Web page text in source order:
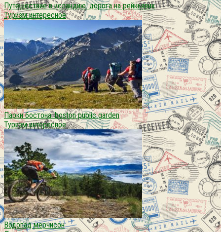
Путешествие в исландию. дорога на рейкьявик
Туризм интересное
Парки бостона: boston public garden
Туризм интересное
Водопад мерчисон